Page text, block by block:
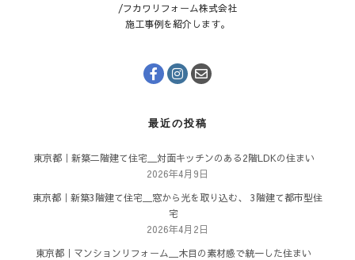
/フカワリフォーム株式会社
施工事例を紹介します。
最近の投稿
東京都｜新築二階建て住宅＿対面キッチンのある2階LDKの住まい
2026年4月9日
東京都｜新築3階建て住宅＿窓から光を取り込む、 3階建て都市型住
宅
2026年4月2日
東京都｜マンションリフォーム＿木目の素材感で統一した住まい